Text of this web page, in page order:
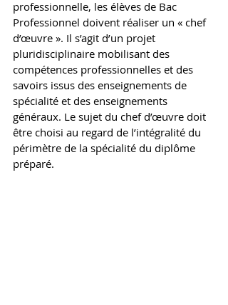
professionnelle, les élèves de Bac
Professionnel doivent réaliser un « chef
d’œuvre ». Il s’agit d’un projet
pluridisciplinaire mobilisant des
compétences professionnelles et des
savoirs issus des enseignements de
spécialité et des enseignements
généraux. Le sujet du chef d’œuvre doit
être choisi au regard de l’intégralité du
périmètre de la spécialité du diplôme
préparé.